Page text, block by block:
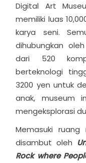
Digital Art
memiliki luas
karya seni.
dihubungkan
dari 520
berteknologi
3200 yen untuk
anak, museum
mengeksplorasi
Memasuki ruang
disambut oleh
Rock where